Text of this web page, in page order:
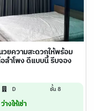
วยความสะดวกให้พร้อม
ลำโพง ดีแบบนี้ รีบจอง
D ชั้น 8
ว่างให้เช่า